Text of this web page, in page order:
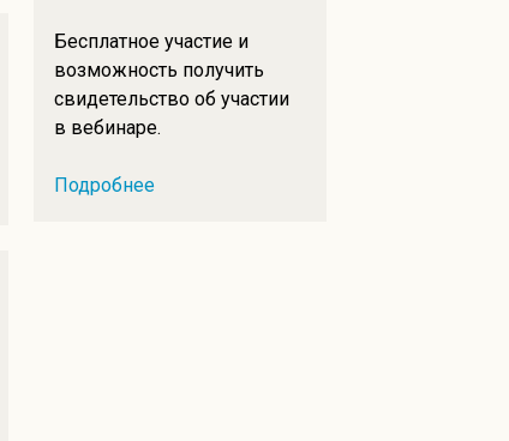
Бесплатное участие и
возможность получить
свидетельство об участии
в вебинаре.
Подробнее